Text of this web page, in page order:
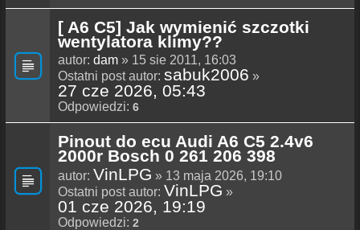
[ A6 C5] Jak wymienić szczotki
wentylatora klimy??
autor: dam » 15 sie 2011, 16:03
Ostatni post autor: sabuk2006 »
27 cze 2026, 05:43
Odpowiedzi: 6
Pinout do ecu Audi A6 C5 2.4v6
2000r Bosch 0 261 206 398
autor: VinLPG » 13 maja 2026, 19:10
Ostatni post autor: VinLPG »
01 cze 2026, 19:19
Odpowiedzi: 2